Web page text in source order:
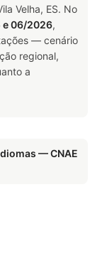
Velha, ES. No
e 06/2026,
— cenário
regional,
a
— CNAE